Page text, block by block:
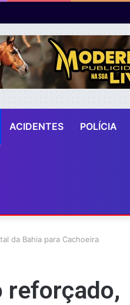
ACIDENTES POLÍCIA
da Bahia para Cachoeira
reforçado,